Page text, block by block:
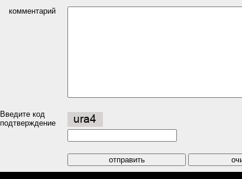
комментарий
Введите код
подтверждение